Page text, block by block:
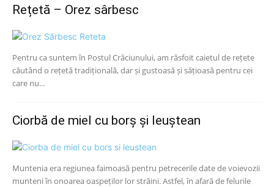
Rețetă – Orez sârbesc
Pentru ca suntem în Postul Crăciunului, am răsfoit caietul de rețete
căutând o rețetă tradițională, dar și gustoasă și sățioasă pentru cei
care nu...
Ciorbă de miel cu borș și leuștean
Muntenia era regiunea faimoasă pentru petrecerile date de voievozii
munteni în onoarea oaspeților lor străini. Astfel, în afară de felurile